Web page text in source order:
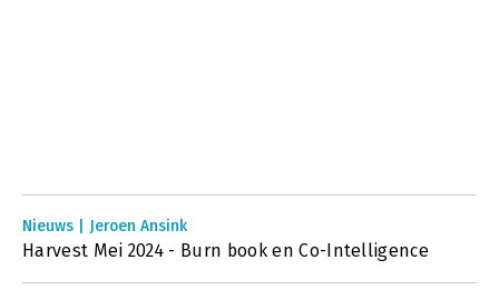
Nieuws | Jeroen Ansink
Harvest Mei 2024 - Burn book en Co-Intelligence